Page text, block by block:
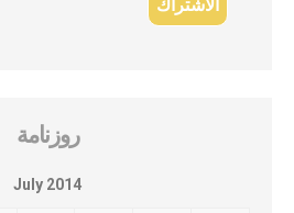
روزنامة
July 2014